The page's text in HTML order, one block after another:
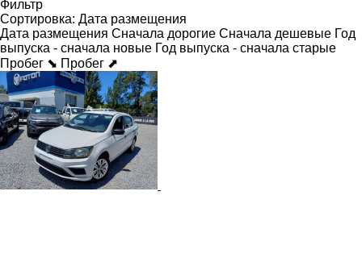
Фильтр
Сортировка: Дата размещения
Дата размещения Сначала дорогие Сначала дешевые Год
выпуска - сначала новые Год выпуска - сначала старые
Пробег ⬊ Пробег ⬈